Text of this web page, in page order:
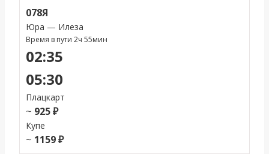
078Я
Юра — Илеза
Время в пути 2ч 55мин
02:35
05:30
Плацкарт
~ 925 ₽
Купе
~ 1159 ₽